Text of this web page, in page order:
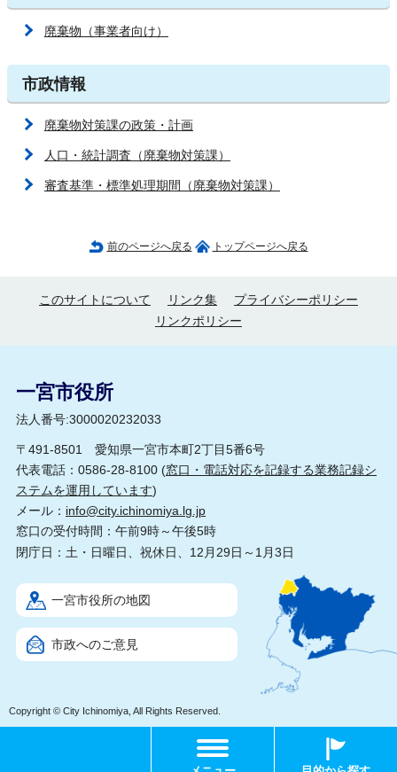
廃棄物（事業者向け）
市政情報
廃棄物対策課の政策・計画
人口・統計調査（廃棄物対策課）
審査基準・標準処理期間（廃棄物対策課）
前のページへ戻る トップページへ戻る
このサイトについて リンク集
プライバシーポリシー
リンクポリシー
一宮市役所
法人番号:3000020232033
〒491-8501 愛知県一宮市本町2丁目5番6号
代表電話：0586-28-8100 (窓口・電話対応を記録する業務記録シ
ステムを運用しています)
メール： info@city.ichinomiya.lg.jp
窓口の受付時間：午前9時～午後5時
閉庁日：土・日曜日、祝休日、12月29日～1月3日
一宮市役所の地図
市政へのご意見
Copyright © City Ichinomiya, All Rights Reserved.